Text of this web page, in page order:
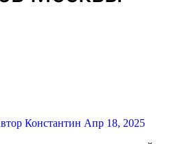
Константин Апр 18, 2025